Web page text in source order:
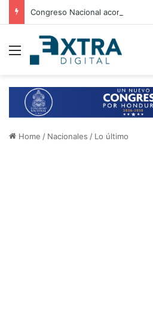
Menu
Home / Nacionales / Lo último